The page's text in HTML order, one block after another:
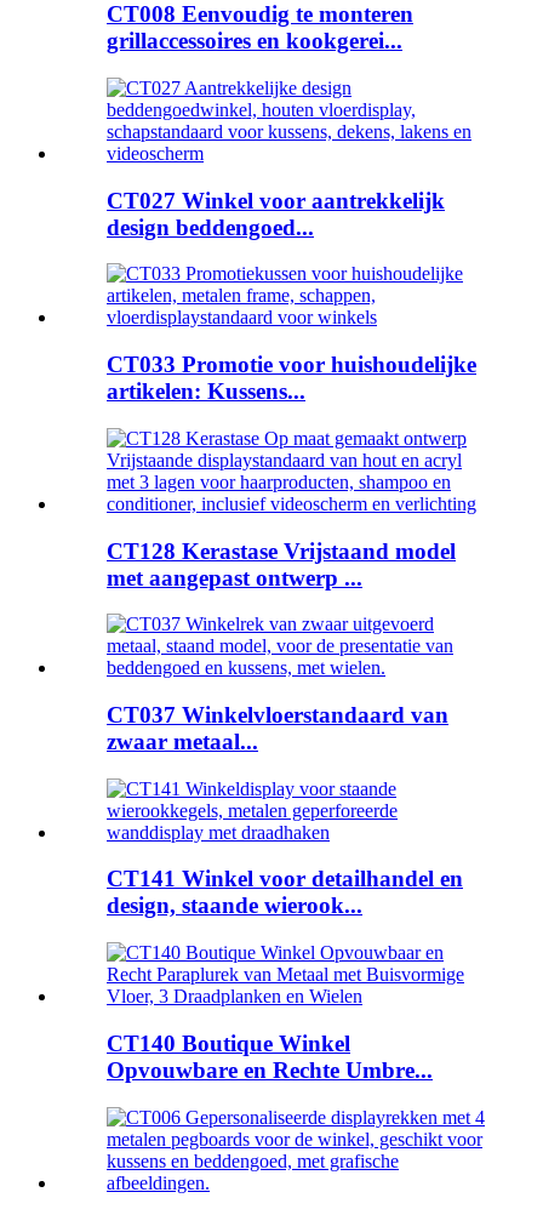
CT008 Eenvoudig te monteren
grillaccessoires en kookgerei...
CT027 Winkel voor aantrekkelijk
design beddengoed...
CT033 Promotie voor huishoudelijke
artikelen: Kussens...
CT128 Kerastase Vrijstaand model
met aangepast ontwerp ...
CT037 Winkelvloerstandaard van
zwaar metaal...
CT141 Winkel voor detailhandel en
design, staande wierook...
CT140 Boutique Winkel
Opvouwbare en Rechte Umbre...